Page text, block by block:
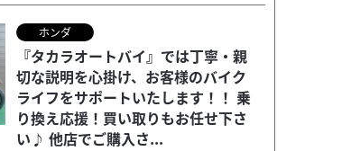
ホンダ
『タカラオートバイ』では丁寧・親
切な説明を心掛け、お客様のバイク
ライフをサポートいたします！！ 乗
り換え応援！買い取りもお任せ下さ
い♪ 他店でご購入さ...